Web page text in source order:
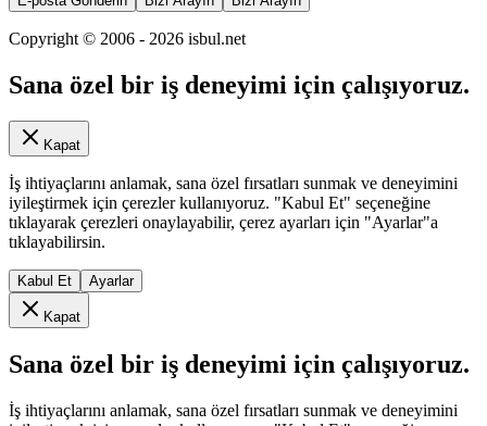
Copyright © 2006 - 2026 isbul.net
Sana özel bir iş deneyimi için çalışıyoruz.
Kapat
İş ihtiyaçlarını anlamak, sana özel fırsatları sunmak ve deneyimini
iyileştirmek için çerezler kullanıyoruz. "Kabul Et" seçeneğine
tıklayarak çerezleri onaylayabilir, çerez ayarları için "Ayarlar"a
tıklayabilirsin.
Kabul Et Ayarlar
Kapat
Sana özel bir iş deneyimi için çalışıyoruz.
İş ihtiyaçlarını anlamak, sana özel fırsatları sunmak ve deneyimini